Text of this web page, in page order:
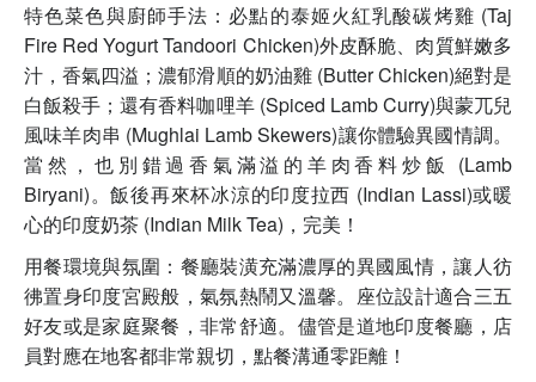
特色菜色與廚師手法：必點的泰姬火紅乳酸碳烤雞 (Taj
Fire Red Yogurt Tandoori Chicken)外皮酥脆、肉質鮮嫩多
汁，香氣四溢；濃郁滑順的奶油雞 (Butter Chicken)絕對是
白飯殺手；還有香料咖哩羊 (Spiced Lamb Curry)與蒙兀兒
風味羊肉串 (Mughlai Lamb Skewers)讓你體驗異國情調。
當然，也別錯過香氣滿溢的羊肉香料炒飯 (Lamb
Biryani)。飯後再來杯冰涼的印度拉西 (Indian Lassi)或暖
心的印度奶茶 (Indian Milk Tea)，完美！
用餐環境與氛圍：餐廳裝潢充滿濃厚的異國風情，讓人彷
彿置身印度宮殿般，氣氛熱鬧又溫馨。座位設計適合三五
好友或是家庭聚餐，非常舒適。儘管是道地印度餐廳，店
員對應在地客都非常親切，點餐溝通零距離！